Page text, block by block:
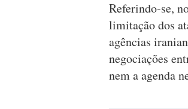
Referindo-se,
limitação dos
agências
negociações
nem a agenda